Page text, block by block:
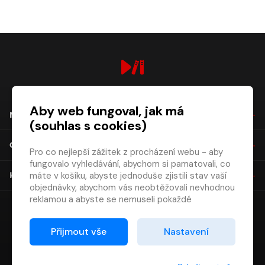
NÁKUP
O SPOLEČNOSTI
KONTAKT
Aby web fungoval, jak má
(souhlas s cookies)
Pro co nejlepší zážitek z procházení webu - aby
fungovalo vyhledávání, abychom si pamatovali, co
máte v košíku, abyste jednoduše zjistili stav vaší
objednávky, abychom vás neobtěžovali nevhodnou
reklamou a abyste se nemuseli pokaždé
Proto od vás potřebujeme souhlas se
zpracováním souborů cookies
Přijmout vše Nastavení